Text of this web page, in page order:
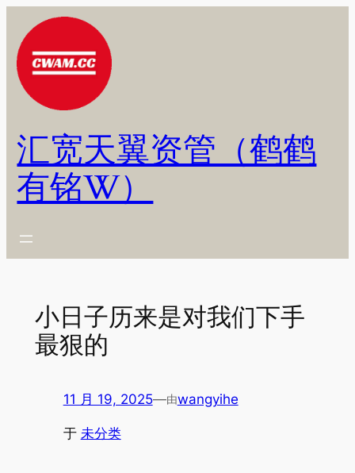
内
容
汇宽天翼资管（鹤鹤
有铭W）
小日子历来是对我们下手
最狠的
11 月 19, 2025—由wangyihe
于 未分类